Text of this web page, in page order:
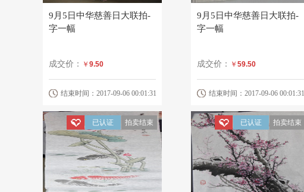
9月5日中华慈善日大联拍-
字一幅
成交价： ￥ 9.50
结束时间：2017-09-06 00:01:31
9月5日中华慈善日大联拍-
字一幅
成交价： ￥ 59.50
结束时间：2017-09-06 00:01:31
拍卖结束
已认证 拍卖结束
已认证